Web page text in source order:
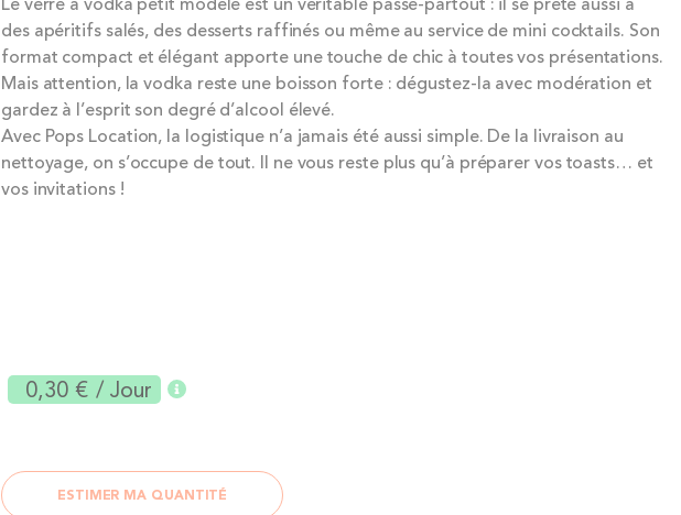
des apéritifs salés, des desserts raffinés ou même au service de mini cocktails. Son
format compact et élégant apporte une touche de chic à toutes vos présentations.
Mais attention, la vodka reste une boisson forte : dégustez-la avec modération et
gardez à l’esprit son degré d’alcool élevé.
Avec Pops Location, la logistique n’a jamais été aussi simple. De la livraison au
nettoyage, on s’occupe de tout. Il ne vous reste plus qu’à préparer vos toasts… et
vos invitations !
0,30 € / Jour
ESTIMER MA QUANTITÉ